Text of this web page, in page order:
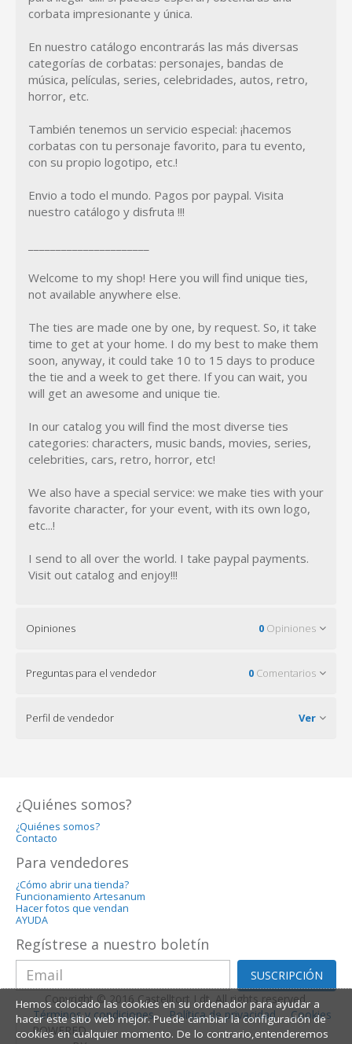
corbata impresionante y única.
En nuestro catálogo encontrarás las más diversas
categorías de corbatas: personajes, bandas de
música, películas, series, celebridades, autos, retro,
horror, etc.
También tenemos un servicio especial: ¡hacemos
corbatas con tu personaje favorito, para tu evento,
con su propio logotipo, etc.!
Envio a todo el mundo. Pagos por paypal. Visita
nuestro catálogo y disfruta !!!
Welcome to my shop! Here you will find unique ties,
not available anywhere else.
The ties are made one by one, by request. So, it take
time to get at your home. I do my best to make them
soon, anyway, it could take 10 to 15 days to produce
the tie and a week to get there. If you can wait, you
will get an awesome and unique tie.
In our catalog you will find the most diverse ties
categories: characters, music bands, movies, series,
celebrities, cars, retro, horror, etc!
We also have a special service: we make ties with your
favorite character, for your event, with its own logo,
etc...!
I send to all over the world. I take paypal payments.
Visit out catalog and enjoy!!!
Opiniones 0 Opiniones
Preguntas para el vendedor 0 Comentarios
Perfil de vendedor Ver
¿Quiénes somos?
¿Quiénes somos?
Contacto
Para vendedores
¿Cómo abrir una tienda?
Funcionamiento Artesanum
Hacer fotos que vendan
AYUDA
Regístrese a nuestro boletín
SUSCRIPCIÓN
Copyright © 2016 Castelltort Ldt. All rights reserved.
Términos y condiciones
Política de privacidad
Cookies
POWERED
Hemos colocado las cookies en su ordenador para ayudar a
hacer este sitio web mejor. Puede cambiar la configuración de
cookies en cualquier momento. De lo contrario,entenderemos